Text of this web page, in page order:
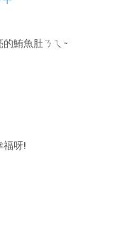
鮪魚肚ㄋㄟ~
福呀!